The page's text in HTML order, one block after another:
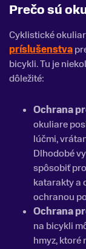
Prečo sú
Cyklistické
príslušenstva
bicykli. Tu je
dôležité:
Ochrana
okuliare
lúčmi,
Dlhodobé
spôsobiť
katarakty a
ochranou
Ochrana
na bicykli
hmyz, ktoré